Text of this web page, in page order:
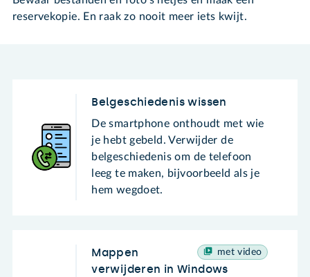
reservekopie. En raak zo nooit meer iets kwijt.
Belgeschiedenis wissen
De smartphone onthoudt met wie
je hebt gebeld. Verwijder de
belgeschiedenis om de telefoon
leeg te maken, bijvoorbeeld als je
hem wegdoet.
met video
Mappen
verwijderen in Windows